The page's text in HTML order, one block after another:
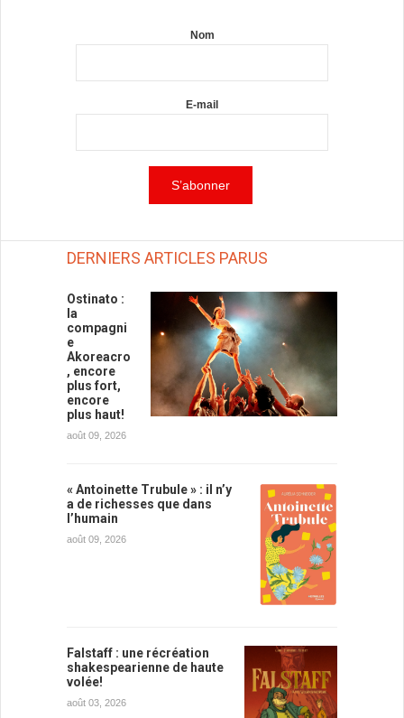
Nom
E-mail
DERNIERS ARTICLES PARUS
Ostinato :
la
compagni
e
Akoreacro
, encore
plus fort,
encore
plus haut!
août 09, 2026
« Antoinette Trubule » : il n’y
a de richesses que dans
l’humain
août 09, 2026
Falstaff : une récréation
shakespearienne de haute
volée!
août 03, 2026